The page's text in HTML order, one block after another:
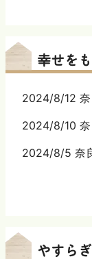
幸せを
2024/8/12
2024/8/10
2024/8/5 奈
やすら